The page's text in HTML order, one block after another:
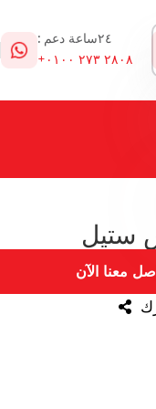
٢٤ساعة دعم :
٢٨٠٨ ٢٧٣ ٠١٠٠+
ستيل
معنا الآن